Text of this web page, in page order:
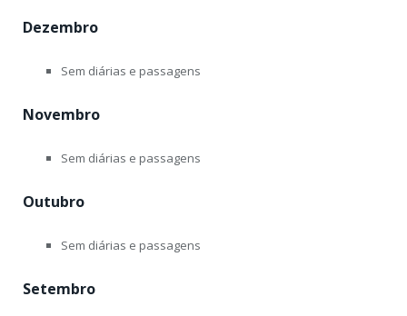
Dezembro
Sem diárias e passagens
Novembro
Sem diárias e passagens
Outubro
Sem diárias e passagens
Setembro